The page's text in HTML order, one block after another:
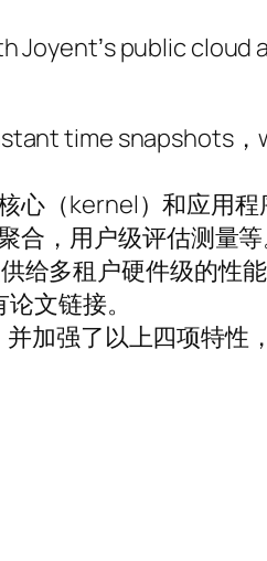
Joyentʼs public cloud
time snapshots
心（kernel）和应用
，用户级评估测量等
给多租户硬件级的性
文链接。
加强了以上四项特性